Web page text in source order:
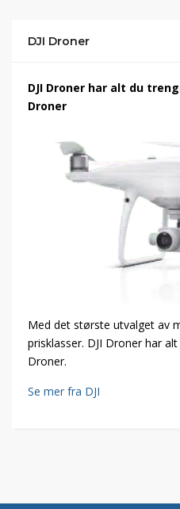
DJI Droner
DJI Droner har alt du
Droner
Med det største utvalget av
prisklasser. DJI Droner har
Droner.
Se mer fra DJI